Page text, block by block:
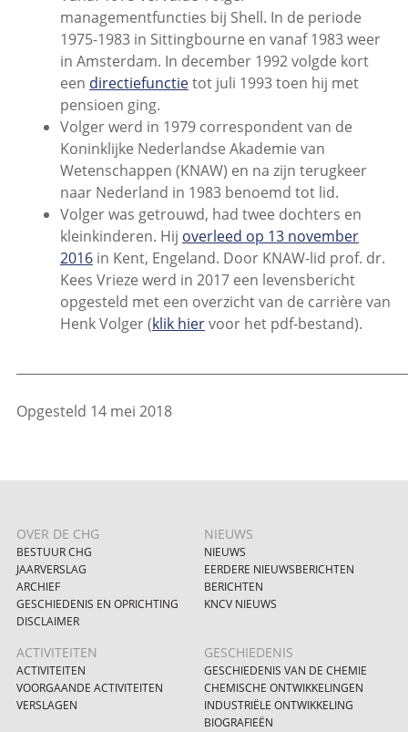
managementfuncties bij Shell. In de periode
1975-1983 in Sittingbourne en vanaf 1983 weer
in Amsterdam. In december 1992 volgde kort
een directiefunctietot juli 1993 toen hij met
pensioen ging.
Volger werd in 1979 correspondent van de
Koninklijke Nederlandse Akademie van
Wetenschappen (KNAW) en na zijn terugkeer
naar Nederland in 1983 benoemd tot lid.
Volger was getrouwd, had twee dochters en
kleinkinderen. Hij overleed op 13 november
2016in Kent, Engeland. Door KNAW-lid prof. dr.
Kees Vrieze werd in 2017 een levensbericht
opgesteld met een overzicht van de carrière van
Henk Volger (klik hiervoor het pdf-bestand).
Opgesteld 14 mei 2018
OVER DE CHG
BESTUUR CHG
JAARVERSLAG
ARCHIEF
GESCHIEDENIS EN OPRICHTING
DISCLAIMER
NIEUWS
NIEUWS
EERDERE NIEUWSBERICHTEN
BERICHTEN
KNCV NIEUWS
ACTIVITEITEN
ACTIVITEITEN
VOORGAANDE ACTIVITEITEN
VERSLAGEN
GESCHIEDENIS
GESCHIEDENIS VAN DE CHEMIE
CHEMISCHE ONTWIKKELINGEN
INDUSTRIËLE ONTWIKKELING
BIOGRAFIEËN